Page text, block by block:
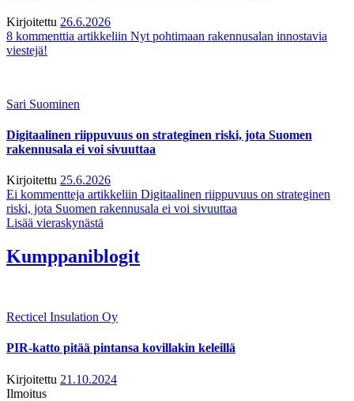
Kirjoitettu 26.6.2026
8 kommenttia artikkeliin Nyt pohtimaan rakennusalan innostavia
viestejä!
Sari Suominen
Digitaalinen riippuvuus on strateginen riski, jota Suomen
rakennusala ei voi sivuuttaa
Kirjoitettu 25.6.2026
Ei kommentteja artikkeliin Digitaalinen riippuvuus on strateginen
riski, jota Suomen rakennusala ei voi sivuuttaa
Lisää vieraskynästä
Kumppaniblogit
Recticel Insulation Oy
PIR-katto pitää pintansa kovillakin keleillä
Kirjoitettu 21.10.2024
Ilmoitus